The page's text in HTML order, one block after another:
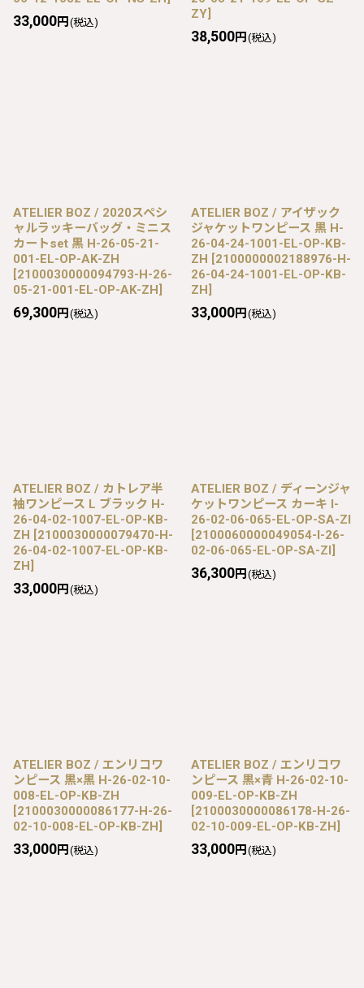
33,000円 (税込)
ZY]
38,500円 (税込)
ATELIER BOZ / 2020スペシ
ャルラッキーバッグ・ミニス
カートset 黒 H-26-05-21-
001-EL-OP-AK-ZH
[2100030000094793-H-26-
05-21-001-EL-OP-AK-ZH]
69,300円 (税込)
ATELIER BOZ / アイザック
ジャケットワンピース 黒 H-
26-04-24-1001-EL-OP-KB-
ZH [2100000002188976-H-
26-04-24-1001-EL-OP-KB-
ZH]
33,000円 (税込)
ATELIER BOZ / カトレア半
袖ワンピース L ブラック H-
26-04-02-1007-EL-OP-KB-
ZH [2100030000079470-H-
26-04-02-1007-EL-OP-KB-
ZH]
33,000円 (税込)
ATELIER BOZ / ディーンジャ
ケットワンピース カーキ I-
26-02-06-065-EL-OP-SA-ZI
[2100060000049054-I-26-
02-06-065-EL-OP-SA-ZI]
36,300円 (税込)
ATELIER BOZ / エンリコワ
ンピース 黒×黒 H-26-02-10-
008-EL-OP-KB-ZH
[2100030000086177-H-26-
02-10-008-EL-OP-KB-ZH]
33,000円 (税込)
ATELIER BOZ / エンリコワ
ンピース 黒×青 H-26-02-10-
009-EL-OP-KB-ZH
[2100030000086178-H-26-
02-10-009-EL-OP-KB-ZH]
33,000円 (税込)